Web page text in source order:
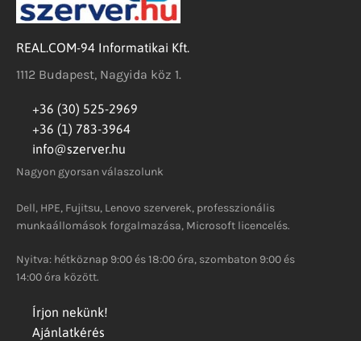
REAL.COM-94 Informatikai Kft.
1112 Budapest, Nagyida köz 1.
+36 (30) 525-2969
+36 (1) 783-3964
info@szerver.hu
Nagyon gyorsan válaszolunk
Dell, HPE, Fujitsu, Lenovo szerverek, professzionális
munkaállomások forgalmazása, Microsoft licencelés.
Nyitva: hétköznap 9:00 és 18:00 óra, szombaton 9:00 és
14:00 óra között.
Írjon nekünk!
Ajánlatkérés